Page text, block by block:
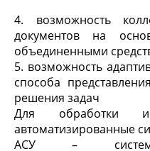
4. возможность
документов на
объединенными
5. возможность
способа
решения задач
Для обработки
автоматизированные
АСУ – система